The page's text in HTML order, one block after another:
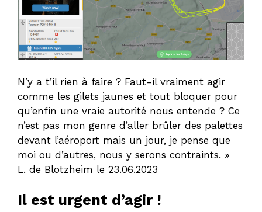
N’y a t’il rien à faire ? Faut-il vraiment agir
comme les gilets jaunes et tout bloquer pour
qu’enfin une vraie autorité nous entende ? Ce
n’est pas mon genre d’aller brûler des palettes
devant l’aéroport mais un jour, je pense que
moi ou d’autres, nous y serons contraints. »
L. de Blotzheim le 23.06.2023
Il est urgent d’agir !